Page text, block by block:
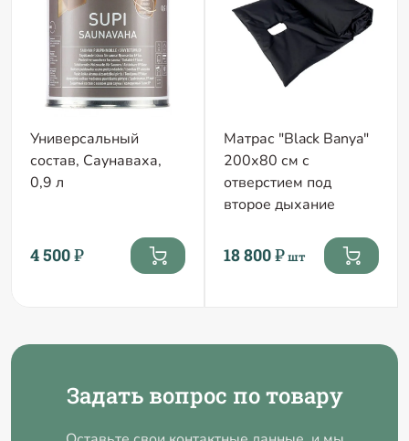
Универсальный
состав, Саунаваха,
0,9 л
4 500 ₽
Матрас "Black Banya"
200х80 см с
отверстием под
второе дыхание
18 800 ₽шт
Задать вопрос по товару